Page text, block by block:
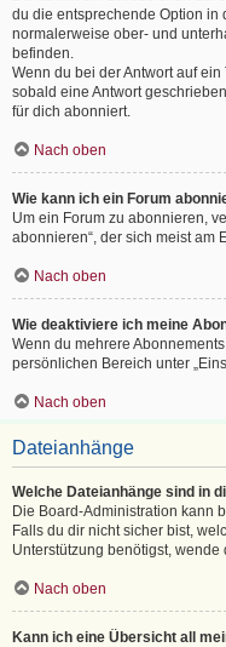
du die entsprechende Option in
normalerweise ober- und
befinden.
Wenn du bei der Antwort auf
sobald eine Antwort
für dich abonniert.
Nach oben
Wie kann ich ein Forum
Um ein Forum zu abonnieren,
abonnieren“, der sich meist am
Nach oben
Wie deaktiviere ich meine
Wenn du mehrere
persönlichen Bereich unter
Nach oben
Dateianhänge
Welche Dateianhänge sind in
Die Board-Administration kann
Falls du dir nicht sicher bist,
Unterstützung benötigst,
Nach oben
Kann ich eine Übersicht all